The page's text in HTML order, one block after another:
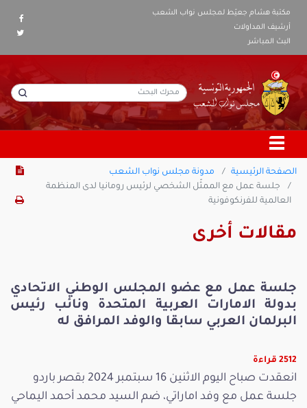
مكتبة هشام جعيّط لمجلس نواب الشعب
أرشيف المداولات
البث المباشر
الصفحة الرئيسية
مدونة مجلس نواب الشعب
جلسة عمل مع الممثّل الشخصي لرئيس رومانيا لدى المنظمة
العالمية للفرنكوفونية
مقالات أخرى
جلسة عمل مع عضو المجلس الوطني الاتحادي
بدولة الامارات العربية المتحدة ونائب رئيس
البرلمان العربي سابقا والوفد المرافق له
2512 قراءة
انعقدت صباح اليوم الاثنين 16 سبتمبر 2024 بقصر باردو
جلسة عمل مع وفد اماراتي، ضم السيد محمد أحمد اليماحي